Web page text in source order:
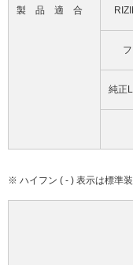
製品適合
純正
※ ハイフン ( - ) 表示は標準